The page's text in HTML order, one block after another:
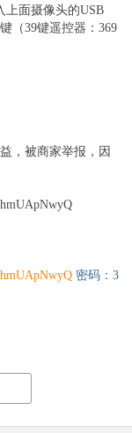
上面摄像头的USB
（39键遥控器：369
，被商家举报，因
密码：3